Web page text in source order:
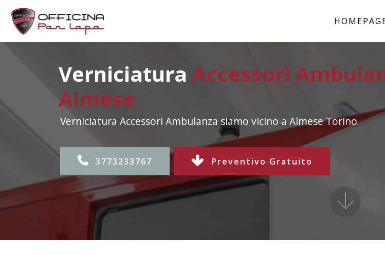
Verniciatura Accessori
Almese
Verniciatura Accessori Ambulanza siamo vicino a Almese Torino
3773233767 Preventivo Gratuito